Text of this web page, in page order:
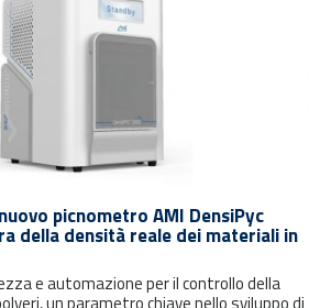
picnometro AMI DensiPyc
della densità reale dei materiali in
e automazione per il controllo della